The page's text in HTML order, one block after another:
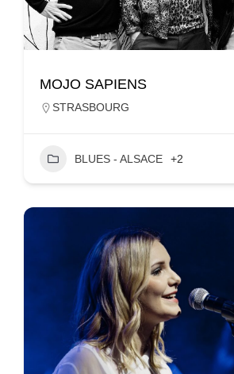
MOJO SAPIENS
STRASBOURG
BLUES - ALSACE +2